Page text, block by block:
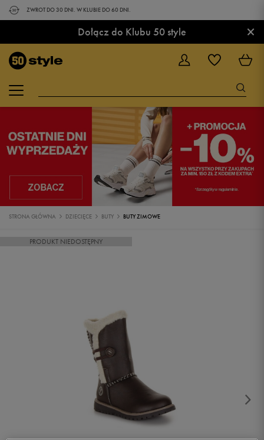
ZWROT DO 30 DNI. W KLUBIE DO 60 DNI.
Dołącz do Klubu 50 style ×
STRONA GŁÓWNA DZIECIĘCE BUTY BUTY ZIMOWE
PRODUKT NIEDOSTĘPNY